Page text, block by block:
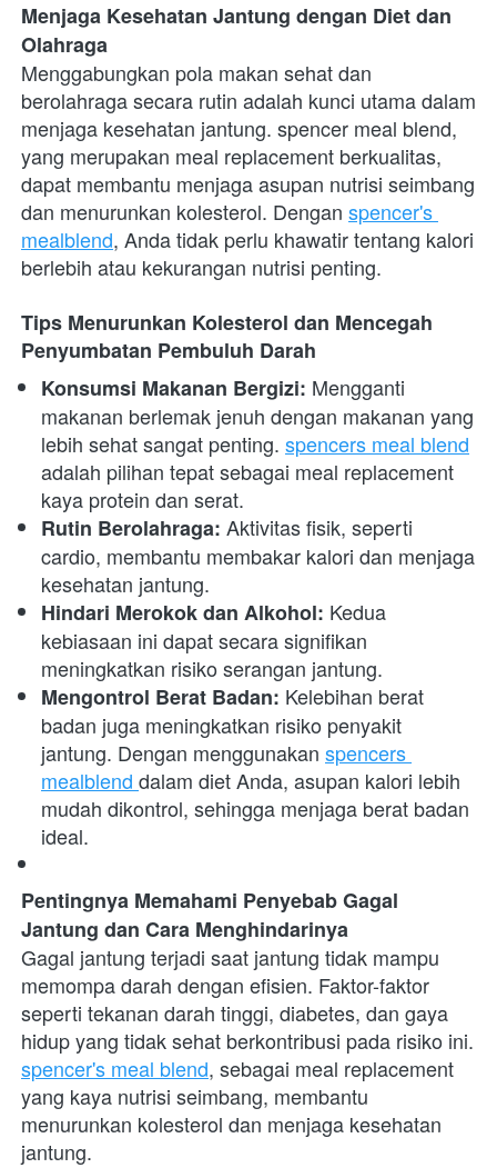
Menjaga Kesehatan Jantung dengan Diet dan
Olahraga
Menggabungkan pola makan sehat dan
berolahraga secara rutin adalah kunci utama dalam
menjaga kesehatan jantung. spencer meal blend,
yang merupakan meal replacement berkualitas,
dapat membantu menjaga asupan nutrisi seimbang
dan menurunkan kolesterol. Dengan spencer's
mealblend, Anda tidak perlu khawatir tentang kalori
berlebih atau kekurangan nutrisi penting.
Tips Menurunkan Kolesterol dan Mencegah
Penyumbatan Pembuluh Darah
Konsumsi Makanan Bergizi: Mengganti
makanan berlemak jenuh dengan makanan yang
lebih sehat sangat penting. spencers meal blend
adalah pilihan tepat sebagai meal replacement
kaya protein dan serat.
Rutin Berolahraga: Aktivitas fisik, seperti
cardio, membantu membakar kalori dan menjaga
kesehatan jantung.
Hindari Merokok dan Alkohol: Kedua
kebiasaan ini dapat secara signifikan
meningkatkan risiko serangan jantung.
Mengontrol Berat Badan: Kelebihan berat
badan juga meningkatkan risiko penyakit
jantung. Dengan menggunakan spencers
mealblend dalam diet Anda, asupan kalori lebih
mudah dikontrol, sehingga menjaga berat badan
ideal.
Pentingnya Memahami Penyebab Gagal
Jantung dan Cara Menghindarinya
Gagal jantung terjadi saat jantung tidak mampu
memompa darah dengan efisien. Faktor-faktor
seperti tekanan darah tinggi, diabetes, dan gaya
spencer's meal blend, sebagai meal replacement
yang kaya nutrisi seimbang, membantu
menurunkan kolesterol dan menjaga kesehatan
jantung.